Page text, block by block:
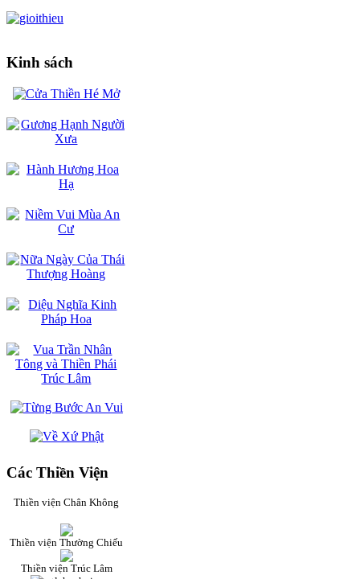
Kinh sách
Các Thiền Viện
Thiền viện Chân Không
Thiền viện Thường Chiếu
Thiền viện Trúc Lâm